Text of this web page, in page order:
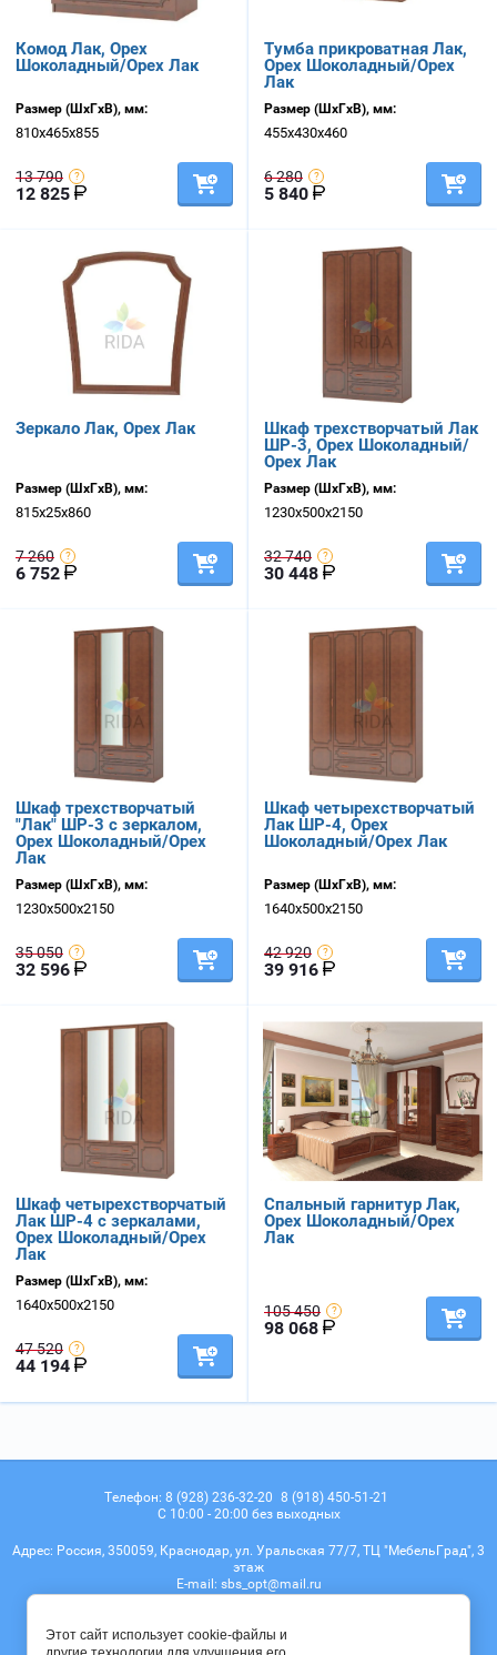
Комод Лак, Орех
Шоколадный/Орех Лак
Размер (ШхГхВ), мм:
810х465х855
13 790
12 825
Тумба прикроватная Лак,
Орех Шоколадный/Орех
Лак
Размер (ШхГхВ), мм:
455х430х460
6 280
5 840
Зеркало Лак, Орех Лак
Размер (ШхГхВ), мм:
815х25х860
7 260
6 752
Шкаф трехстворчатый Лак
ШР-3, Орех Шоколадный/
Орех Лак
Размер (ШхГхВ), мм:
1230х500х2150
32 740
30 448
Шкаф трехстворчатый
"Лак" ШР-3 с зеркалом,
Орех Шоколадный/Орех
Лак
Размер (ШхГхВ), мм:
1230х500х2150
35 050
32 596
Шкаф четырехстворчатый
Лак ШР-4, Орех
Шоколадный/Орех Лак
Размер (ШхГхВ), мм:
1640х500х2150
42 920
39 916
Шкаф четырехстворчатый
Лак ШР-4 с зеркалами,
Орех Шоколадный/Орех
Лак
Размер (ШхГхВ), мм:
1640х500х2150
47 520
44 194
Спальный гарнитур Лак,
Орех Шоколадный/Орех
Лак
105 450
98 068
Телефон: 8 (928) 236-32-20 8 (918) 450-51-21
С 10:00 - 20:00 без выходных
Адрес: Россия, 350059, Краснодар, ул. Уральская 77/7, ТЦ "МебельГрад", 3
этаж
Е-mail: sbs_opt@mail.ru
Этот сайт использует cookie-файлы и